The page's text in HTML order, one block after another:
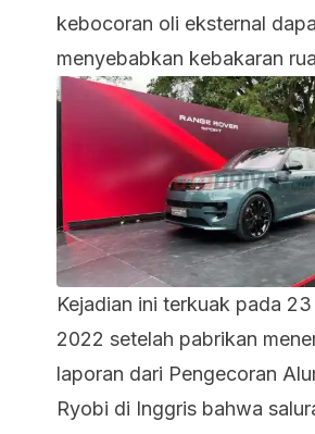
kebocoran oli eksternal
menyebabkan kebakaran
Kejadian ini terkuak pada
2022 setelah pabrikan
laporan dari Pengecoran
Ryobi di Inggris bahwa